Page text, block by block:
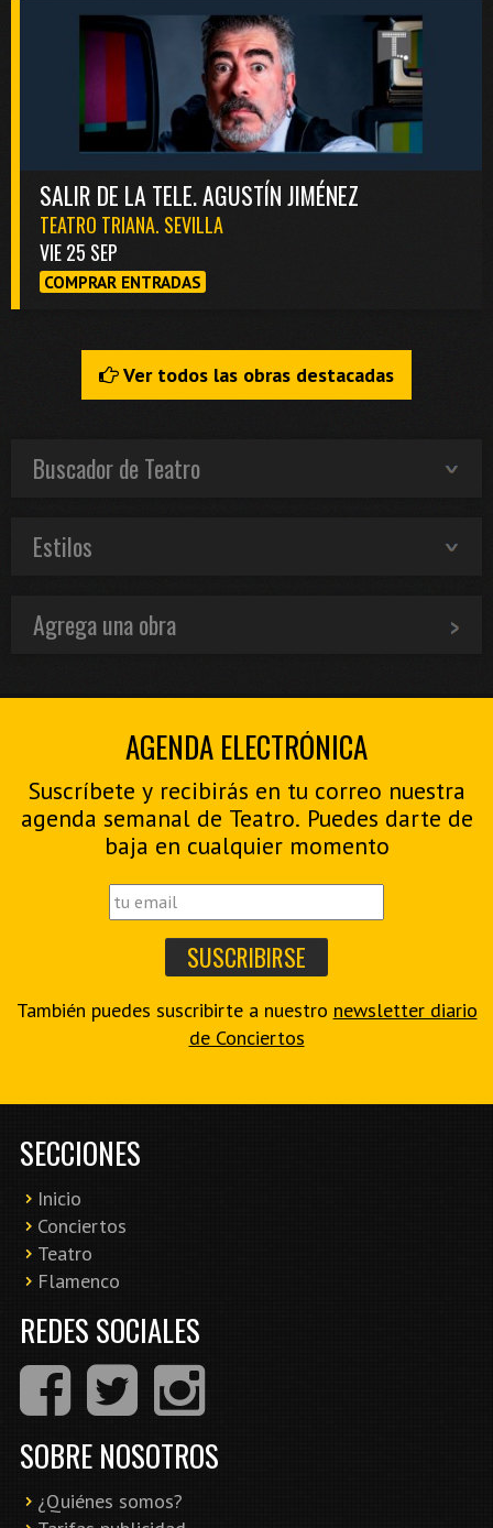
SALIR DE LA TELE. AGUSTÍN JIMÉNEZ
TEATRO TRIANA. SEVILLA
VIE 25 SEP
COMPRAR ENTRADAS
Ver todos las obras destacadas
Buscador de Teatro
Estilos
Agrega una obra
AGENDA ELECTRÓNICA
Suscríbete y recibirás en tu correo nuestra
agenda semanal de Teatro. Puedes darte de
baja en cualquier momento
También puedes suscribirte a nuestro newsletter diario
de Conciertos
SECCIONES
Inicio
Conciertos
Teatro
Flamenco
REDES SOCIALES
SOBRE NOSOTROS
¿Quiénes somos?